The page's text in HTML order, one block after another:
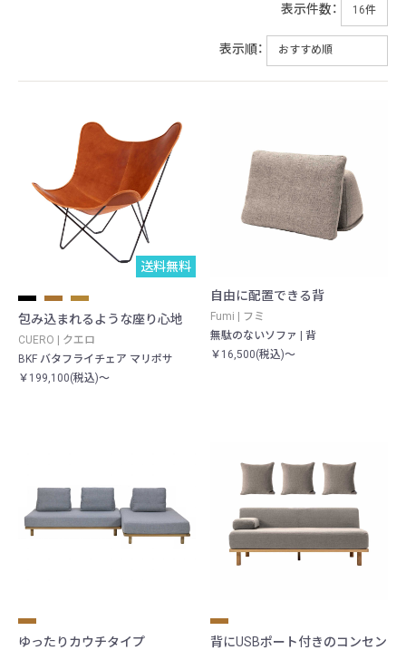
表示件数：
表示順：
送料無料
包み込まれるような座り心地
CUERO | クエロ
BKF バタフライチェア マリポサ
￥199,100(税込)～
自由に配置できる背
Fumi | フミ
無駄のないソファ | 背
￥16,500(税込)～
ゆったりカウチタイプ
背にUSBポート付きのコンセン